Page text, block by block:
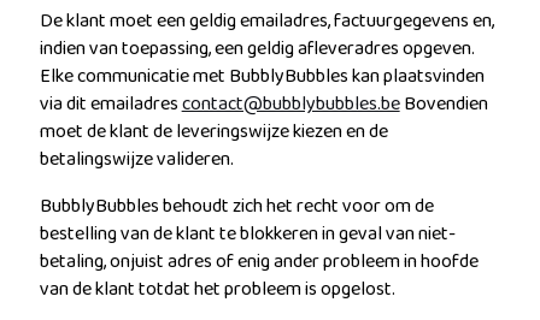
De klant moet een geldig emailadres, factuurgegevens en,
indien van toepassing, een geldig afleveradres opgeven.
Elke communicatie met BubblyBubbles kan plaatsvinden
via dit emailadrescontact@bubblybubbles.beBovendien
moet de klant de leveringswijze kiezen en de
betalingswijze valideren.
BubblyBubbles behoudt zich het recht voor om de
bestelling van de klant te blokkeren in geval van niet-
betaling, onjuist adres of enig ander probleem in hoofde
van de klant totdat het probleem is opgelost.